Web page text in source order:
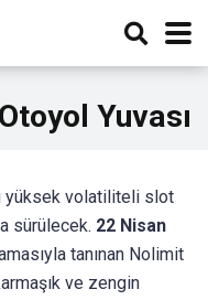
Yuvası
yüksek volatiliteli slot
sürülecek. 22 Nisan
tanınan Nolimit
ve zengin